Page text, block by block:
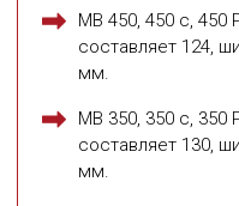
МВ 450, 450 с, 450
составляет 124,
мм.
МВ 350, 350 с, 350
составляет 130,
мм.